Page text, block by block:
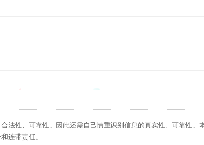
法性、可靠性。因此还需自己慎重识别信息的真实性、可靠性。
连带责任。